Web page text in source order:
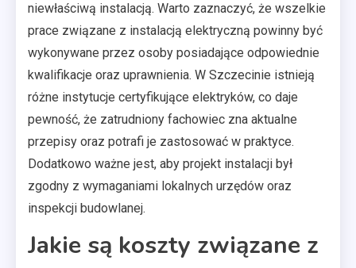
niewłaściwą instalacją. Warto zaznaczyć, że wszelkie
prace związane z instalacją elektryczną powinny być
wykonywane przez osoby posiadające odpowiednie
kwalifikacje oraz uprawnienia. W Szczecinie istnieją
różne instytucje certyfikujące elektryków, co daje
pewność, że zatrudniony fachowiec zna aktualne
przepisy oraz potrafi je zastosować w praktyce.
Dodatkowo ważne jest, aby projekt instalacji był
zgodny z wymaganiami lokalnych urzędów oraz
inspekcji budowlanej.
Jakie są koszty związane z